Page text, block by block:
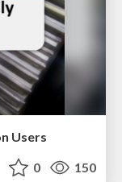
Users
0 150